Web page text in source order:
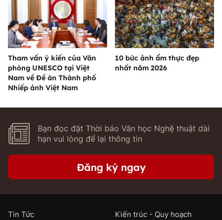
Tham vấn ý kiến của Văn
phòng UNESCO tại Việt
Nam về Đề án Thành phố
Nhiếp ảnh Việt Nam
10 bức ảnh ẩm thực đẹp
nhất năm 2026
Bạn đọc đặt Thời báo Văn học Nghệ thuật dài
hạn vui lòng để lại thông tin
Đăng ký ngay
Tin Tức
Kiến trúc - Quy hoạch